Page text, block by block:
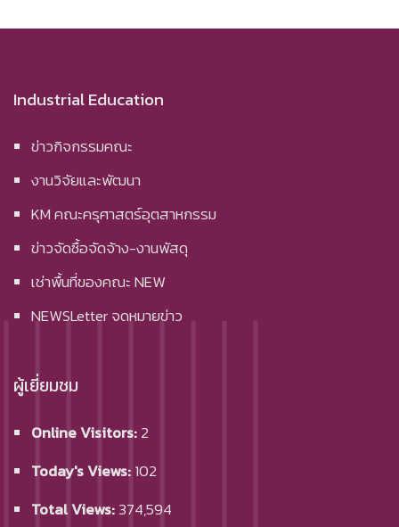
Industrial Education
ข่าวกิจกรรมคณะ
งานวิจัยและพัฒนา
KM คณะครุศาสตร์อุตสาหกรรม
ข่าวจัดซื้อจัดจ้าง-งานพัสดุ
เช่าพื้นที่ของคณะ NEW
NEWSLetter จดหมายข่าว
ผู้เยี่ยมชม
Online Visitors:2
Today's Views:102
Total Views:374,594